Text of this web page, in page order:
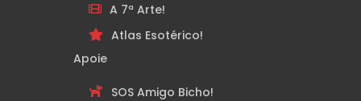
A 7ª Arte!
Atlas Esotérico!
Apoie
SOS Amigo Bicho!